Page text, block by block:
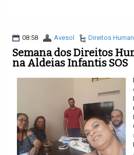
08:58 Avesol Direitos
Semana dos Direitos
na Aldeias Infantis SOS